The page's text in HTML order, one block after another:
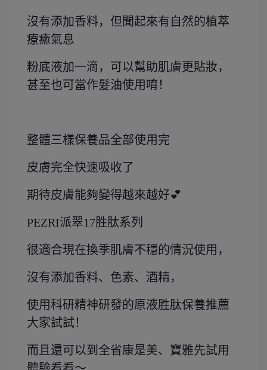
沒有添加香料，但聞起來有自然的植萃
療癒氣息
粉底液加一滴，可以幫助肌膚更貼妝，
甚至也可當作髮油使用唷！
整體三樣保養品全部使用完
皮膚完全快速吸收了
期待皮膚能夠變得越來越好💕
PEZRI派翠17胜肽系列
很適合現在換季肌膚不穩的情況使用，
沒有添加香料、色素、酒精，
使用科研精神研發的原液胜肽保養推薦
大家試試！
而且還可以到全省康是美、寶雅先試用